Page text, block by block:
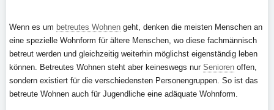
Wenn es um betreutes Wohnen geht, denken die meisten Menschen an
eine spezielle Wohnform für ältere Menschen, wo diese fachmännisch
betreut werden und gleichzeitig weiterhin möglichst eigenständig leben
können. Betreutes Wohnen steht aber keineswegs nur Senioren offen,
sondern existiert für die verschiedensten Personengruppen. So ist das
betreute Wohnen auch für Jugendliche eine adäquate Wohnform.